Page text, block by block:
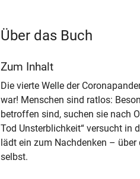
Über das Buch
Zum Inhalt
Die vierte Welle der
war! Menschen sind ratlos:
betroffen sind, suchen sie nach
Tod Unsterblichkeit“ versucht in
lädt ein zum Nachdenken –
selbst.